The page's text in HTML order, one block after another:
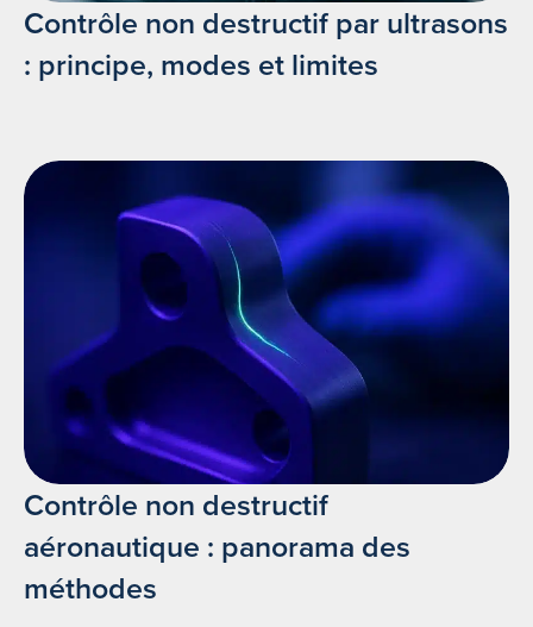
Contrôle non destructif par ultrasons
: principe, modes et limites
Contrôle non destructif
aéronautique : panorama des
méthodes